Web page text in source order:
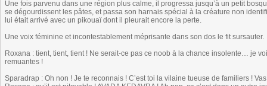
Une fois parvenu dans une région plus calme, il progressa jusqu’à un petit
se dégourdissent les pâtes, et passa son harnais spécial à la créature non
lui était arrivé avec un pikouaï dont il pleurait encore la perte.
Une voix féminine et incontestablement méprisante dans son dos le fit sursauter.
Roxana : tient, tient, tient ! Ne serait-ce pas ce noob à la chance insolente… je
remuantes !
Sparadrap : Oh non ! Je te reconnais ! C’est toi la vilaine tueuse de familiers !